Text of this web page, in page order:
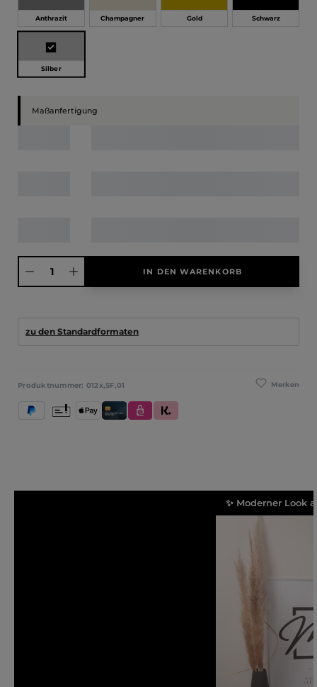
Anthrazit Champagner Gold Schwarz
Silber
Maßanfertigung
Produkt Anzahl: Gib den gewünschten Wert ein oder benutze die
IN DEN WARENKORB
zu den Standardformaten
Merken
Produktnummer: 012x,SF,01
PayPal Apple PayKredit- und Debitkarte
eps Klarna (Rechnung / Ratenkauf / Sofort)
Vorkasse
✨ Moderner Look